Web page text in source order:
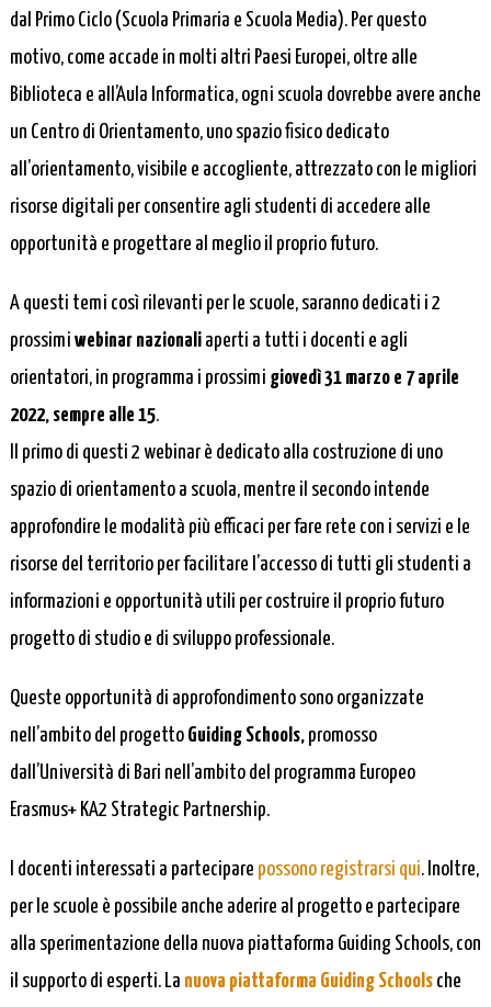
dal Primo Ciclo (Scuola Primaria e Scuola Media). Per questo
motivo, come accade in molti altri Paesi Europei, oltre alle
Biblioteca e all’Aula Informatica, ogni scuola dovrebbe avere anche
un Centro di Orientamento, uno spazio fisico dedicato
all’orientamento, visibile e accogliente, attrezzato con le migliori
risorse digitali per consentire agli studenti di accedere alle
opportunità e progettare al meglio il proprio futuro.
A questi temi così rilevanti per le scuole, saranno dedicati i 2
prossimi webinar nazionaliaperti a tutti i docenti e agli
orientatori, in programma i prossimi giovedì 31 marzo e 7 aprile
2022, sempre alle 15.
Il primo di questi 2 webinar è dedicato alla costruzione di uno
spazio di orientamento a scuola, mentre il secondo intende
approfondire le modalità più efficaci per fare rete con i servizi e le
risorse del territorio per facilitare l’accesso di tutti gli studenti a
informazioni e opportunità utili per costruire il proprio futuro
progetto di studio e di sviluppo professionale.
Queste opportunità di approfondimento sono organizzate
nell’ambito del progetto Guiding Schools,promosso
dall’Università di Bari nell’ambito del programma Europeo
Erasmus+ KA2 Strategic Partnership.
I docenti interessati a partecipare possono registrarsi qui. Inoltre,
per le scuole è possibile anche aderire al progetto e partecipare
alla sperimentazione della nuova piattaforma Guiding Schools, con
il supporto di esperti. La nuova piattaforma Guiding Schools che